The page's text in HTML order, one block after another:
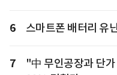
6 스마트폰 배터리 유
7
"中 무인공장과 단